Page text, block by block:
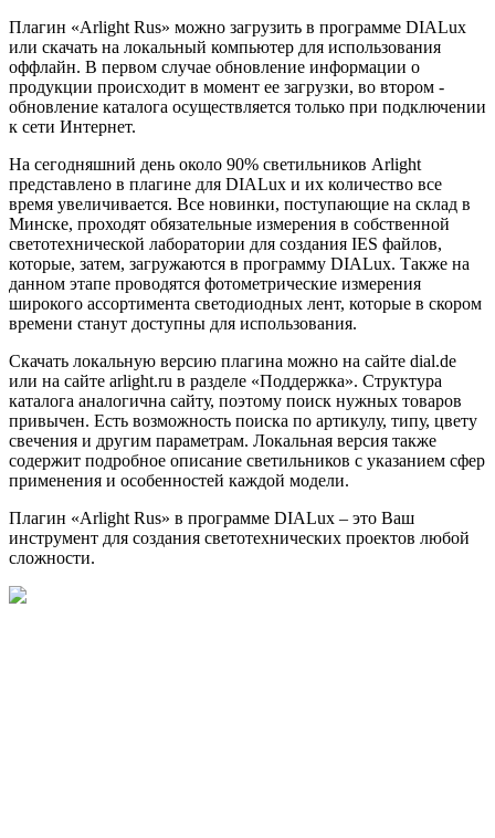
Плагин «Arlight Rus» можно загрузить в программе DIALux
или скачать на локальный компьютер для использования
оффлайн. В первом случае обновление информации о
продукции происходит в момент ее загрузки, во втором -
обновление каталога осуществляется только при подключении
к сети Интернет.
На сегодняшний день около 90% светильников Arlight
представлено в плагине для DIALux и их количество все
время увеличивается. Все новинки, поступающие на склад в
Минске, проходят обязательные измерения в собственной
светотехнической лаборатории для создания IES файлов,
которые, затем, загружаются в программу DIALux. Также на
данном этапе проводятся фотометрические измерения
широкого ассортимента светодиодных лент, которые в скором
времени станут доступны для использования.
Скачать локальную версию плагина можно на сайте dial.de
или на сайте arlight.ru в разделе «Поддержка». Структура
каталога аналогична сайту, поэтому поиск нужных товаров
привычен. Есть возможность поиска по артикулу, типу, цвету
свечения и другим параметрам. Локальная версия также
содержит подробное описание светильников с указанием сфер
применения и особенностей каждой модели.
Плагин «Arlight Rus» в программе DIALux – это Ваш
инструмент для создания светотехнических проектов любой
сложности.